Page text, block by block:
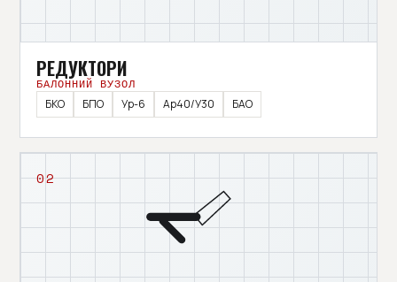
РЕДУКТОРИ
БАЛОННИЙ ВУЗОЛ
БКО
БПО Ур-6 Ар40/У30 БАО
02